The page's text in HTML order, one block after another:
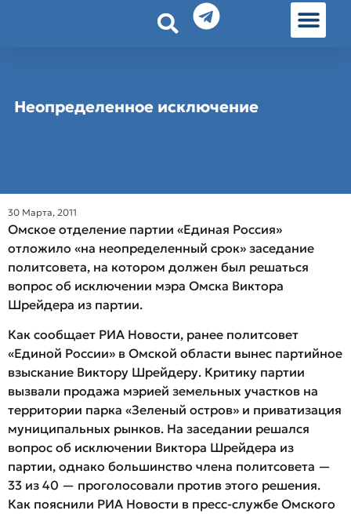
Неопределенное исключение
30 Марта, 2011
Омское отделение партии «Единая Россия»
отложило «на неопределенный срок» заседание
политсовета, на котором должен был решаться
вопрос об исключении мэра Омска Виктора
Шрейдера из партии.
Как сообщает РИА Новости, ранее политсовет
«Единой России» в Омской области вынес партийное
взыскание Виктору Шрейдеру. Критику партии
вызвали продажа мэрией земельных участков на
территории парка «Зеленый остров» и приватизация
муниципальных рынков. На заседании решался
вопрос об исключении Виктора Шрейдера из
партии, однако большинство члена политсовета —
33 из 40 — проголосовали против этого решения.
Как пояснили РИА Новости в пресс-службе Омского